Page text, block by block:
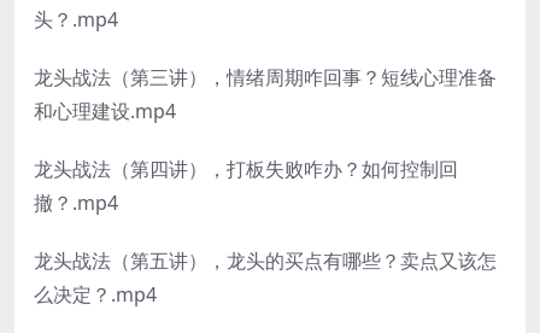
头？.mp4
龙头战法（第三讲），情绪周期咋回事？短线心理准备
和心理建设.mp4
龙头战法（第四讲），打板失败咋办？如何控制回
撤？.mp4
龙头战法（第五讲），龙头的买点有哪些？卖点又该怎
么决定？.mp4